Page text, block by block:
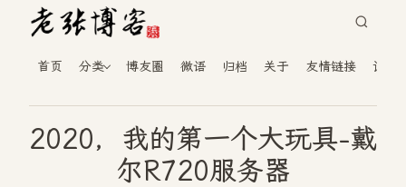
首页 分类 博友圈 微语 归档 关于 友情链接 读者
2020，我的第一个大玩具-戴
尔R720服务器